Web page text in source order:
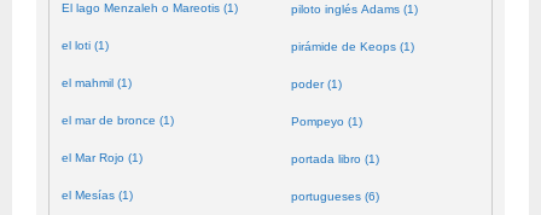
El lago Menzaleh o Mareotis (1)
el loti (1)
el mahmil (1)
el mar de bronce (1)
el Mar Rojo (1)
el Mesías (1)
piloto inglés Adams (1)
pirámide de Keops (1)
poder (1)
Pompeyo (1)
portada libro (1)
portugueses (6)